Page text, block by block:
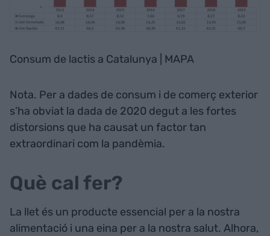
Consum de lactis a Catalunya | MAPA
Nota. Per a dades de consum i de comerç exterior
s’ha obviat la dada de 2020 degut a les fortes
distorsions que ha causat un factor tan
extraordinari com la pandèmia.
Què cal fer?
La llet és un producte essencial per a la nostra
alimentació i una eina per a la nostra salut. Alhora,